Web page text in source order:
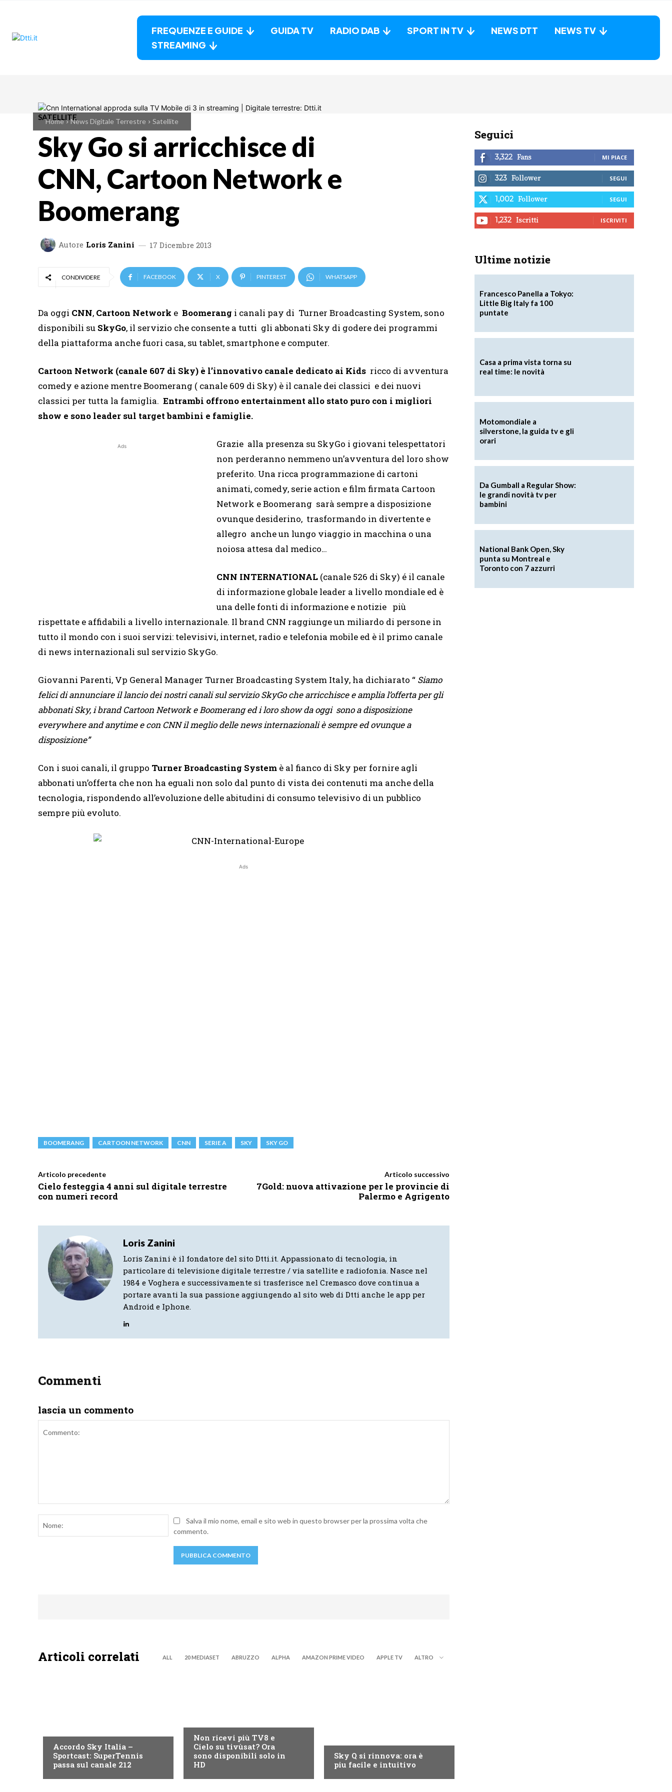
FREQUENZE E GUIDE GUIDA TV RADIO DAB SPORT IN TV NEWS DTT
NEWS TV
STREAMING
Home News Digitale Terrestre Satellite
SATELLITE
Sky Go si arricchisce di
CNN, Cartoon Network e
Boomerang
Autore Loris Zanini 17 Dicembre 2013
CONDIVIDERE FACEBOOK X PINTEREST WHATSAPP
Da oggi CNN, Cartoon Network e Boomerang i canali pay di Turner Broadcasting System, sono
disponibili su SkyGo, il servizio che consente a tutti gli abbonati Sky di godere dei programmi
della piattaforma anche fuori casa, su tablet, smartphone e computer.
Cartoon Network (canale 607 di Sky) è l’innovativo canale dedicato ai Kids ricco di avventura
comedy e azione mentre Boomerang ( canale 609 di Sky) è il canale dei classici e dei nuovi
classici per tutta la famiglia. Entrambi offrono entertainment allo stato puro con i migliori
show e sono leader sul target bambini e famiglie.
Ads
Grazie alla presenza su SkyGo i giovani telespettatori
non perderanno nemmeno un’avventura del loro show
preferito. Una ricca programmazione di cartoni
animati, comedy, serie action e film firmata Cartoon
Network e Boomerang sarà sempre a disposizione
ovunque desiderino, trasformando in divertente e
allegro anche un lungo viaggio in macchina o una
noiosa attesa dal medico…
CNN INTERNATIONAL (canale 526 di Sky) é il canale
di informazione globale leader a livello mondiale ed è
una delle fonti di informazione e notizie più
rispettate e affidabili a livello internazionale. Il brand CNN raggiunge un miliardo di persone in
tutto il mondo con i suoi servizi: televisivi, internet, radio e telefonia mobile ed è il primo canale
di news internazionali sul servizio SkyGo.
Giovanni Parenti, Vp General Manager Turner Broadcasting System Italy, ha dichiarato “ Siamo
felici di annunciare il lancio dei nostri canali sul servizio SkyGo che arricchisce e amplia l’offerta per gli
abbonati Sky, i brand Cartoon Network e Boomerang ed i loro show da oggi sono a disposizione
everywhere and anytime e con CNN il meglio delle news internazionali è sempre ed ovunque a
disposizione”
Con i suoi canali, il gruppo Turner Broadcasting System è al fianco di Sky per fornire agli
abbonati un’offerta che non ha eguali non solo dal punto di vista dei contenuti ma anche della
tecnologia, rispondendo all’evoluzione delle abitudini di consumo televisivo di un pubblico
sempre più evoluto.
Ads
BOOMERANG CARTOON NETWORK CNN SERIE A SKY SKY GO
Articolo precedente
Cielo festeggia 4 anni sul digitale terrestre
con numeri record
Articolo successivo
7Gold: nuova attivazione per le provincie di
Palermo e Agrigento
Loris Zanini
Loris Zanini è il fondatore del sito Dtti.it. Appassionato di tecnologia, in
particolare di televisione digitale terrestre / via satellite e radiofonia. Nasce nel
1984 e Voghera e successivamente si trasferisce nel Cremasco dove continua a
portare avanti la sua passione aggiungendo al sito web di Dtti anche le app per
Android e Iphone.
Commenti
lascia un commento
Nome:Salva il mio nome, email e sito web in questo browser per la prossima volta che
commento.
Articoli correlati ALL 20 MEDIASET ABRUZZO ALPHA AMAZON PRIME VIDEO APPLE TV ALTRO
Accordo Sky Italia –
Sportcast: SuperTennis
passa sul canale 212
Non ricevi più TV8 e
Cielo su tivùsat? Ora
sono disponibili solo in
HD
Sky Q si rinnova: ora è
piu facile e intuitivo
Seguici
3,322 Fans MI PIACE
323 Follower SEGUI
1,002 Follower SEGUI
1,232 Iscritti ISCRIVITI
Ultime notizie
Francesco Panella a Tokyo:
Little Big Italy fa 100
puntate
Casa a prima vista torna su
real time: le novità
Motomondiale a
silverstone, la guida tv e gli
orari
Da Gumball a Regular Show:
le grandi novità tv per
bambini
National Bank Open, Sky
punta su Montreal e
Toronto con 7 azzurri